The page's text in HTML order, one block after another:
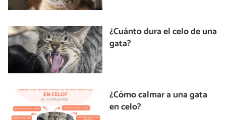
¿Cuánto dura el celo de una
gata?
¿Cómo calmar a una gata
en celo?